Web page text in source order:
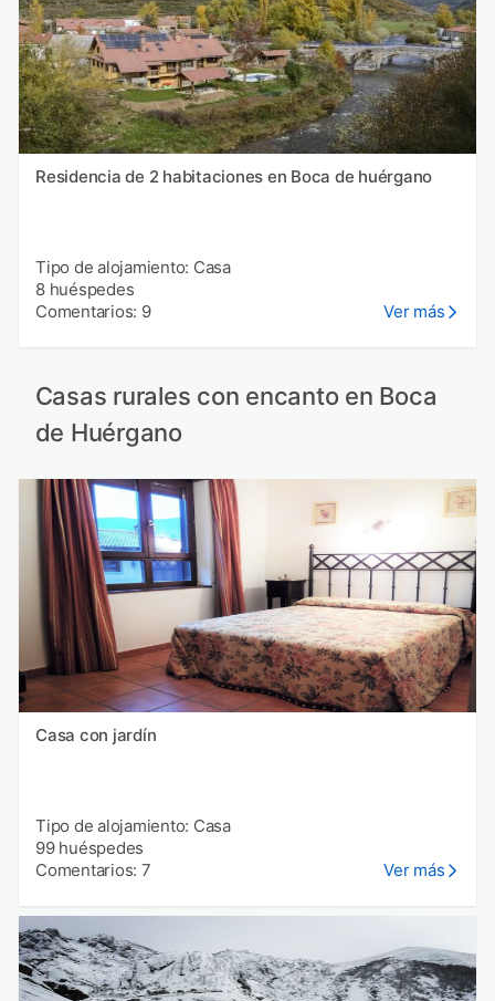
Residencia de 2 habitaciones en Boca de huérgano
Tipo de alojamiento: Casa
8 huéspedes
Comentarios: 9
Ver más
Casas rurales con encanto en Boca
de Huérgano
Casa con jardín
Tipo de alojamiento: Casa
99 huéspedes
Comentarios: 7
Ver más